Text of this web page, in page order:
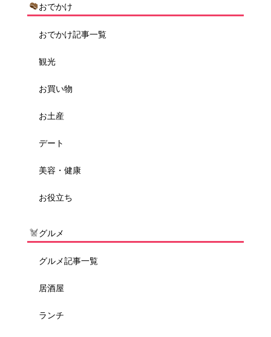
おでかけ
おでかけ記事一覧
観光
お買い物
お土産
デート
美容・健康
お役立ち
グルメ
グルメ記事一覧
居酒屋
ランチ